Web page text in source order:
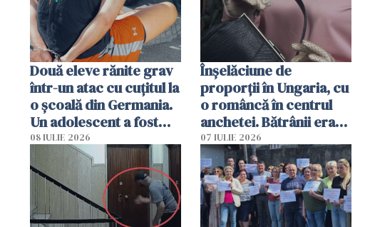
Două eleve rănite grav
într-un atac cu cuțitul la
o școală din Germania.
Un adolescent a fost
arestat
08 IULIE 2026
Înșelăciune de
proporții în Ungaria, cu
o româncă în centrul
anchetei. Bătrânii erau
puși să lase la poartă
genți cu aur și bani
07 IULIE 2026